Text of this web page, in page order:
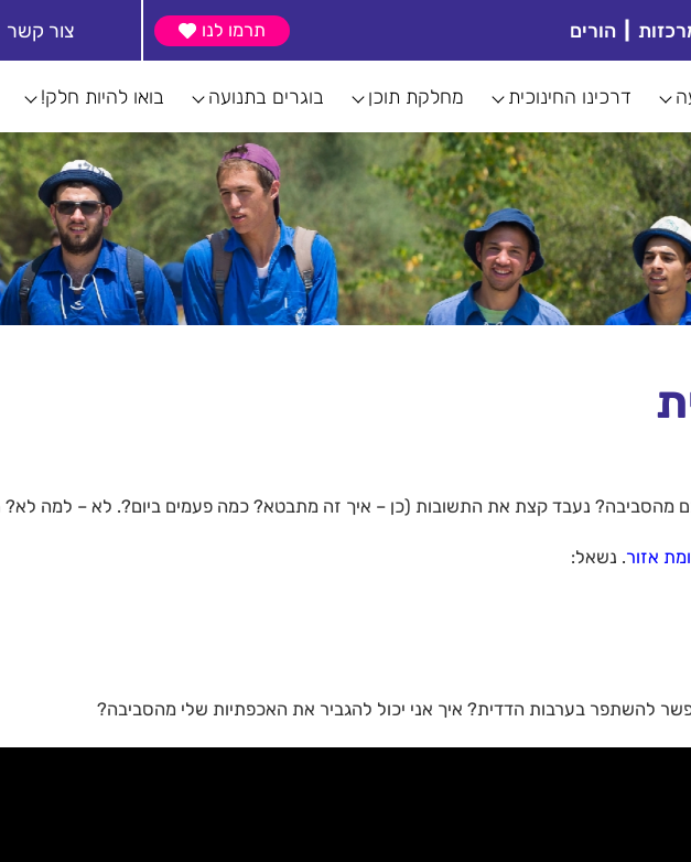
הורים תרמו לנו צור קשר
דרכינו החינוכית מחלקת תוכן בוגרים בתנועה בואו להיות חלק!
נעבד קצת את התשובות (כן – איך זה מתבטא? כמה פעמים ביום?. לא – למה
אזור. נשאל:
להשתפר בערבות הדדית? איך אני יכול להגביר את האכפתיות שלי מהסביבה?